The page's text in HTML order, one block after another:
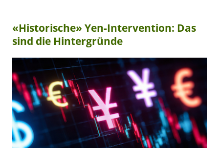
«Historische» Yen-Intervention: Das
sind die Hintergründe